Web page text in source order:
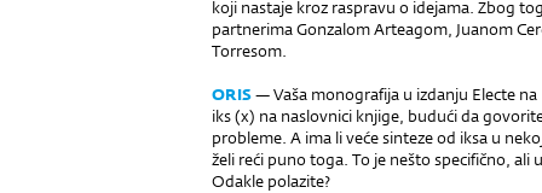
koji nastaje kroz raspravu o idejama. Zbog
partnerima Gonzalom Arteagom, Juanom
Torresom.
ORIS— Vaša monografija u izdanju Electe
iks (x) na naslovnici knjige, budući da
probleme. A ima li veće sinteze od iksa u
želi reći puno toga. To je nešto specifično, ali
Odakle polazite?